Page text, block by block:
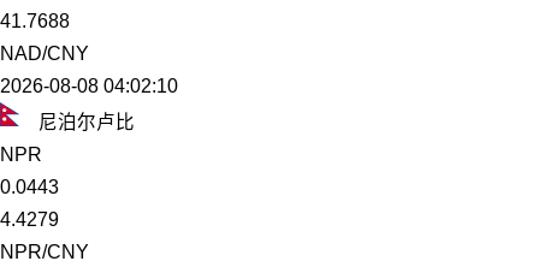
41.7688
NAD/CNY
2026-08-08 04:02:10
尼泊尔卢比
NPR
0.0443
4.4279
NPR/CNY